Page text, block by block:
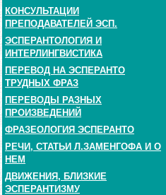
КОНСУЛЬТАЦИИ
ПРЕПОДАВАТЕЛЕЙ ЭСП.
ЭСПЕРАНТОЛОГИЯ И
ИНТЕРЛИНГВИСТИКА
ПЕРЕВОД НА ЭСПЕРАНТО
ТРУДНЫХ ФРАЗ
ПЕРЕВОДЫ РАЗНЫХ
ПРОИЗВЕДЕНИЙ
ФРАЗЕОЛОГИЯ ЭСПЕРАНТО
РЕЧИ, СТАТЬИ Л.ЗАМЕНГОФА И О
НЕМ
ДВИЖЕНИЯ, БЛИЗКИЕ
ЭСПЕРАНТИЗМУ